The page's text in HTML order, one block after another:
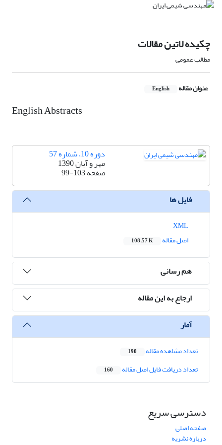
چکیده لاتین مقالات
مطالب عمومی
عنوان مقاله English
English Abstracts
دوره 10، شماره 57
مهر و آبان 1390
صفحه99-103
فایل ها
اصل مقاله
108.57 K
هم رسانی
ارجاع به این مقاله
آمار
تعداد مشاهده مقاله 190
تعداد دریافت فایل اصل مقاله 160
دسترسی سریع
صفحه اصلی
درباره نشریه